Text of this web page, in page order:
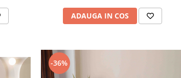
ADAUGA IN COS
-36%